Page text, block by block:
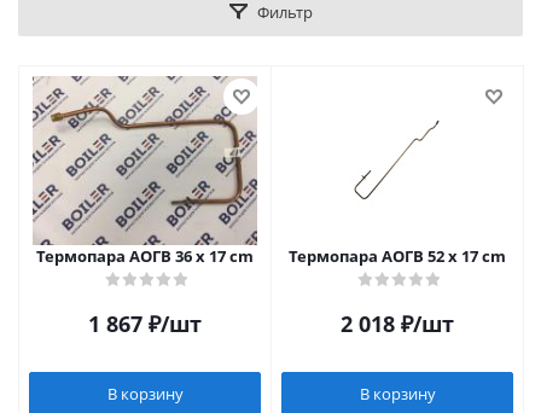
Фильтр
Термопара АОГВ 36 х 17 cm
1 867 ₽/шт
В корзину
Термопара АОГВ 52 х 17 cm
2 018 ₽/шт
В корзину